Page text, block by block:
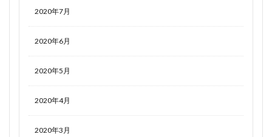
2020年7月
2020年6月
2020年5月
2020年4月
2020年3月